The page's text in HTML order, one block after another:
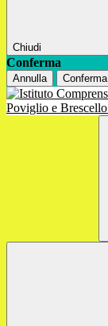
Chiudi
Conferma
Annulla Conferma
Poviglio e Brescello